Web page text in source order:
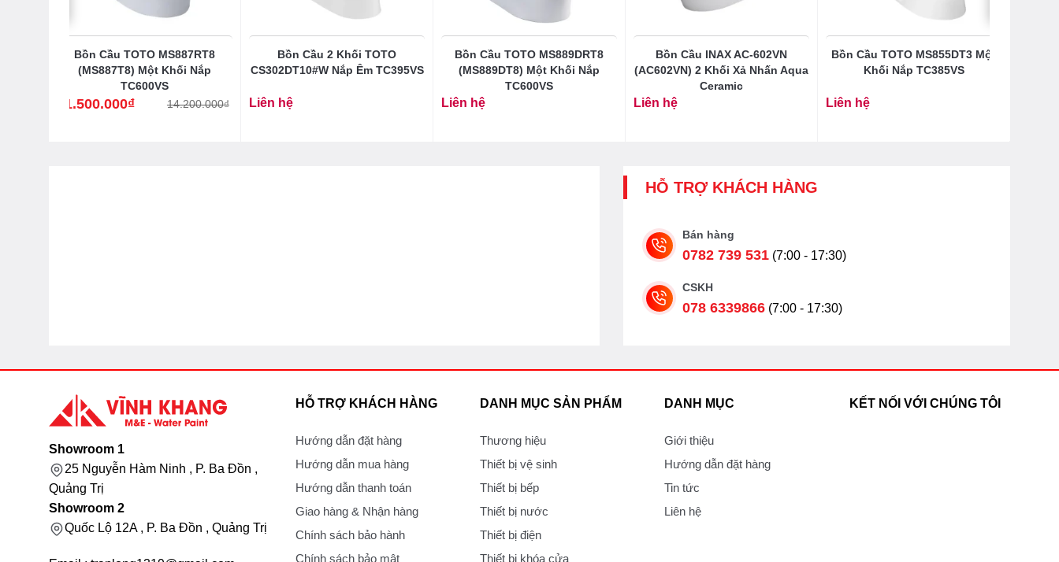
Bồn Cầu TOTO MS887RT8
(MS887T8) Một Khối Nắp
TC600VS
14.200.000₫
Giá
11.500.000₫
Giá
Bồn Cầu 2 Khối TOTO
CS302DT10#W Nắp Êm TC395VS
Liên hệ
Bồn Cầu TOTO MS889DRT8
(MS889DT8) Một Khối Nắp
TC600VS
Liên hệ
Bồn Cầu INAX AC-602VN
(AC602VN) 2 Khối Xả Nhấn Aqua
Ceramic
Liên hệ
Bồn Cầu TOTO MS855DT3 Một
Khối Nắp TC385VS
Liên hệ
HỖ TRỢ KHÁCH HÀNG
Bán hàng
0782 739 531 (7:00 - 17:30)
CSKH
078 6339866 (7:00 - 17:30)
Showroom 1
25 Nguyễn Hàm Ninh , P. Ba Đồn ,
Quảng Trị
Showroom 2
Quốc Lộ 12A , P. Ba Đồn , Quảng Trị
HỖ TRỢ KHÁCH HÀNG
Hướng dẫn đặt hàng
Hướng dẫn mua hàng
Hướng dẫn thanh toán
Giao hàng & Nhận hàng
Chính sách bảo hành
Chính sách bảo mật
DANH MỤC SẢN PHẨM
Thương hiệu
Thiết bị vệ sinh
Thiết bị bếp
Thiết bị nước
Thiết bị điện
Thiết bị khóa cửa
DANH MỤC
Giới thiệu
Hướng dẫn đặt hàng
Tin tức
Liên hệ
KẾT NỐI VỚI CHÚNG TÔI